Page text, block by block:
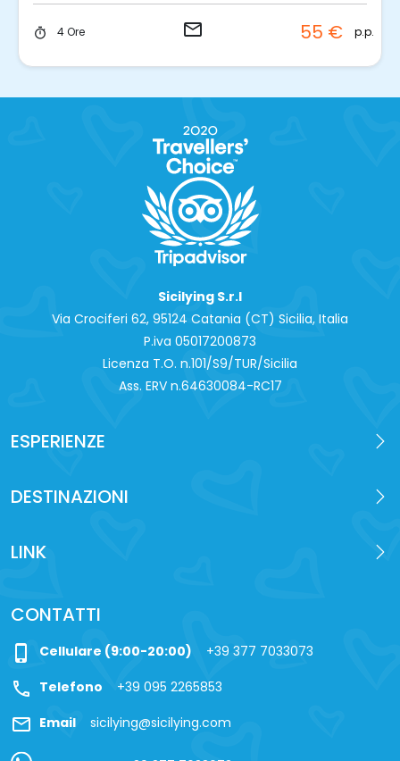
timer 4 Ore email 55 € p.p.
Sicilying S.r.l
Via Crociferi 62, 95124 Catania (CT) Sicilia, Italia
P.iva 0‍5017200873
Licenza T.O. n.101/S9/TUR/Sicilia
Ass. ERV n.64630084-RC17
ESPERIENZE
DESTINAZIONI
LINK
CONTATTI
phone_iphone Cellulare (9:00-20:00) +39 377 7033073
call Telefono +39 095 2265853
mail Email sicilying@sicilying.com